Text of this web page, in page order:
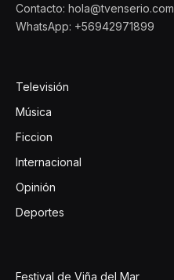
Contacto: hola@tvenserio.com
WhatsApp: +56942971899
Televisión
Música
Ficcion
Internacional
Opinión
Deportes
Festival de Viña del Mar